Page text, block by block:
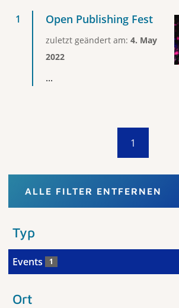
Open Publishing Fest
zuletzt geändert am: 4. May
2022
...
1
ALLE FILTER ENTFERNEN
Typ
Events 1
Ort